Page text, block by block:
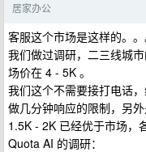
居家办公
客服这个市场是这样的。。
我们做过调研，二三线城
场价在 4 - 5K 。
我们这个不需要接打电话
做几分钟响应的限制，另
1.5K - 2K 已经优于市场，
Quota AI 的调研：